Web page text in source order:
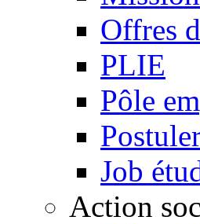
Offres
PLIE
Pôle
Job
Action